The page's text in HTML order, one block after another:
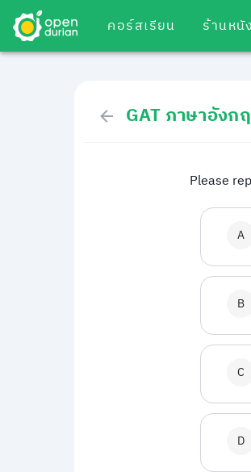
คอร์สเรียน ร้านหนั
GAT ภาษาอัง
Please
A
B
C
D